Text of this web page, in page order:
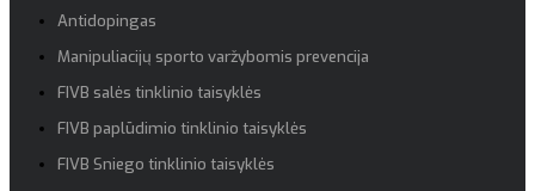
Antidopingas
Manipuliacijų sporto varžybomis prevencija
FIVB salės tinklinio taisyklės
FIVB paplūdimio tinklinio taisyklės
FIVB Sniego tinklinio taisyklės